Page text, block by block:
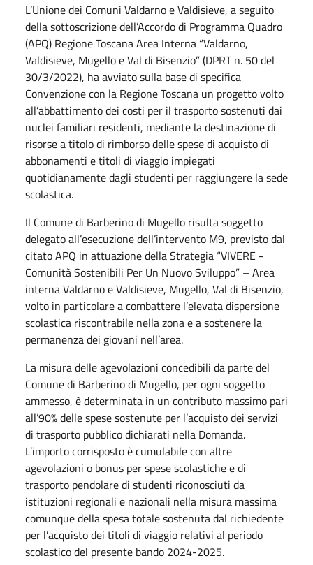
L’Unione dei Comuni Valdarno e Valdisieve, a seguito
della sottoscrizione dell’Accordo di Programma Quadro
(APQ) Regione Toscana Area Interna “Valdarno,
Valdisieve, Mugello e Val di Bisenzio” (DPRT n. 50 del
30/3/2022), ha avviato sulla base di specifica
Convenzione con la Regione Toscana un progetto volto
all’abbattimento dei costi per il trasporto sostenuti dai
nuclei familiari residenti, mediante la destinazione di
risorse a titolo di rimborso delle spese di acquisto di
abbonamenti e titoli di viaggio impiegati
quotidianamente dagli studenti per raggiungere la sede
scolastica.
Il Comune di Barberino di Mugello risulta soggetto
delegato all’esecuzione dell’intervento M9, previsto dal
citato APQ in attuazione della Strategia “VIVERE -
Comunità Sostenibili Per Un Nuovo Sviluppo” – Area
interna Valdarno e Valdisieve, Mugello, Val di Bisenzio,
volto in particolare a combattere l’elevata dispersione
scolastica riscontrabile nella zona e a sostenere la
permanenza dei giovani nell’area.
La misura delle agevolazioni concedibili da parte del
Comune di Barberino di Mugello, per ogni soggetto
ammesso, è determinata in un contributo massimo pari
all’90% delle spese sostenute per l’acquisto dei servizi
di trasporto pubblico dichiarati nella Domanda.
L’importo corrisposto è cumulabile con altre
agevolazioni o bonus per spese scolastiche e di
trasporto pendolare di studenti riconosciuti da
istituzioni regionali e nazionali nella misura massima
comunque della spesa totale sostenuta dal richiedente
per l’acquisto dei titoli di viaggio relativi al periodo
scolastico del presente bando 2024-2025.